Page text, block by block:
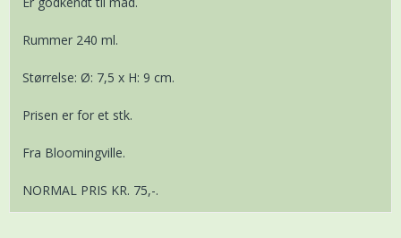
Rummer 240 ml.
Størrelse: Ø: 7,5 x H: 9 cm.
Prisen er for et stk.
Fra Bloomingville.
NORMAL PRIS KR. 75,-.